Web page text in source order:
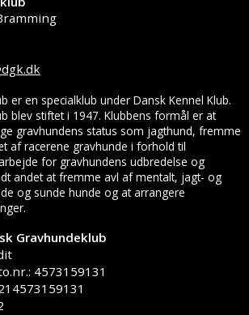
er en specialklub under Dansk Kennel Klub.
blev stiftet i 1947. Klubbens formål er at
gravhundens status som jagthund, fremme
af racerene gravhunde i forhold til
for gravhundens udbredelse og
andet at fremme avl af mentalt, jagt- og
og sunde hunde og at arrangere
Gravhundeklub
4573159131